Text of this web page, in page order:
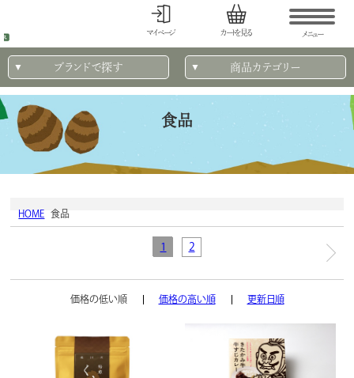
マイページ カートを見る メニュー
ブランドで探す 商品カテゴリー
食品
HOME 食品
1 2
価格の低い順 価格の高い順 更新日順